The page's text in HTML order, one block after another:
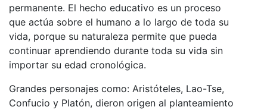
permanente. El hecho educativo es un proceso
que actúa sobre el humano a lo largo de toda su
vida, porque su naturaleza permite que pueda
continuar aprendiendo durante toda su vida sin
importar su edad cronológica.
Grandes personajes como: Aristóteles, Lao-Tse,
Confucio y Platón, dieron origen al planteamiento